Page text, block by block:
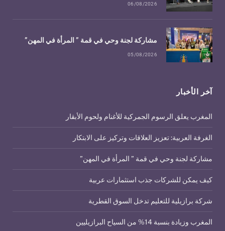
آخر الأخبار
المغرب يعلق الرسوم الجمركية للأغنام ولحوم الأبقار
الغرفة العربية: تعزيز العلاقات وتركيز على الابتكار
مشاركة لجنة وحي في قمة ” المرأة في المهن”
كيف يمكن للشركات جذب استثمارات عربية
شركة برازيلية للتعليم تدخل السوق القطرية
المغرب وزيادة بنسبة 14% من السياح البرازيليين
06/08/2026
مشاركة لجنة وحي في قمة ” المرأة في المهن”
05/08/2026